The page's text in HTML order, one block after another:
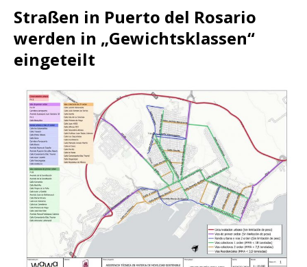
Straßen in Puerto del Rosario
werden in „Gewichtsklassen“
eingeteilt